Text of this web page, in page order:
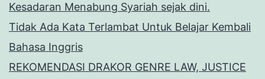
Kesadaran Menabung Syariah sejak dini.
Tidak Ada Kata Terlambat Untuk Belajar Kembali
Bahasa Inggris
REKOMENDASI DRAKOR GENRE LAW, JUSTICE